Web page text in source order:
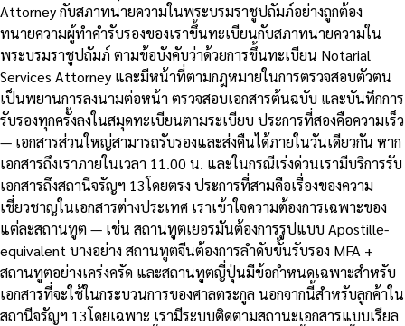
Attorney กับสภาทนายความในพระบรมราชูปถัมภ์อย่างถูกต้อง
ทนายความผู้ทำคำรับรองของเราขึ้นทะเบียนกับสภาทนายความใน
พระบรมราชูปถัมภ์ ตามข้อบังคับว่าด้วยการขึ้นทะเบียน Notarial
Services Attorney และมีหน้าที่ตามกฎหมายในการตรวจสอบตัวตน
เป็นพยานการลงนามต่อหน้า ตรวจสอบเอกสารต้นฉบับ และบันทึกการ
รับรองทุกครั้งลงในสมุดทะเบียนตามระเบียบ ประการที่สองคือความเร็ว
— เอกสารส่วนใหญ่สามารถรับรองและส่งคืนได้ภายในวันเดียวกัน หาก
เอกสารถึงเราภายในเวลา 11.00 น. และในกรณีเร่งด่วนเรามีบริการรับ
เอกสารถึงสถานีจรัญฯ 13โดยตรง ประการที่สามคือเรื่องของความ
เชี่ยวชาญในเอกสารต่างประเทศ เราเข้าใจความต้องการเฉพาะของ
แต่ละสถานทูต — เช่น สถานทูตเยอรมันต้องการรูปแบบ Apostille-
equivalent บางอย่าง สถานทูตจีนต้องการลำดับขั้นรับรอง MFA +
สถานทูตอย่างเคร่งครัด และสถานทูตญี่ปุ่นมีข้อกำหนดเฉพาะสำหรับ
เอกสารที่จะใช้ในกระบวนการของศาลตระกูล นอกจากนี้สำหรับลูกค้าใน
สถานีจรัญฯ 13โดยเฉพาะ เรามีระบบติดตามสถานะเอกสารแบบเรียล